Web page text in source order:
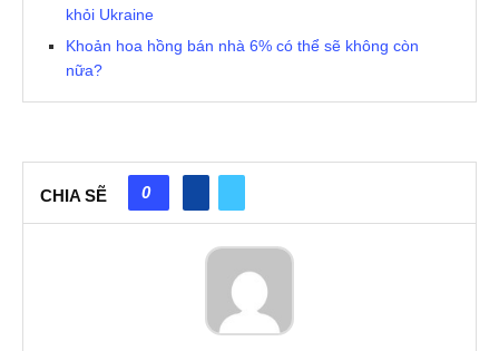
khỏi Ukraine
Khoản hoa hồng bán nhà 6% có thể sẽ không còn
nữa?
CHIA SẼ 0